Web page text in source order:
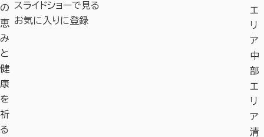
の
恵
み
と
健
康
を
祈
る
スライドショーで見る
お気に入りに登録
エ
リ
ア
中
部
エ
リ
ア
清